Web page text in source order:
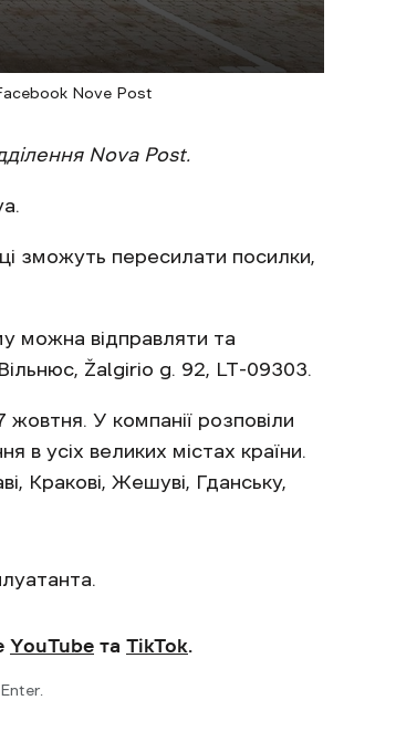
Nove Post
Nova Post.
зможуть пересилати посилки,
можна відправляти та
Žalgirio g. 92, LT-09303.
У компанії розповіли
в усіх великих містах країни.
Кракові, Жешуві, Гданську,
YouTube та TikTok.